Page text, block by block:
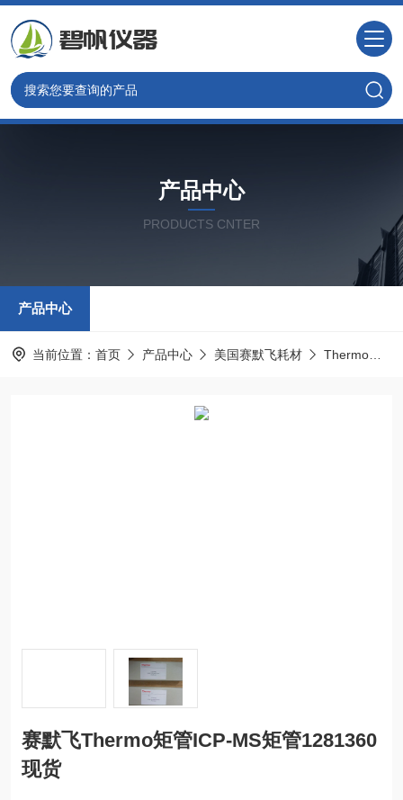
产品中心
PRODUCTS CNTER
产品中心
当前位置： 首页 产品中心 美国赛默飞耗材 Thermo热电配件耗材
赛默飞Thermo矩管ICP-MS矩管1281360
现货